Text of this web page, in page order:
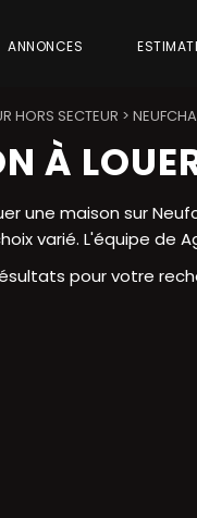
ANNONCES
HORS SECTEUR >
À
une maison sur
varié. L'équipe de
pour votre